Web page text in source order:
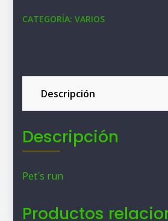
CATEGORÍA:VARIOS
Descripción
Descripción
Pet´s run
Productos